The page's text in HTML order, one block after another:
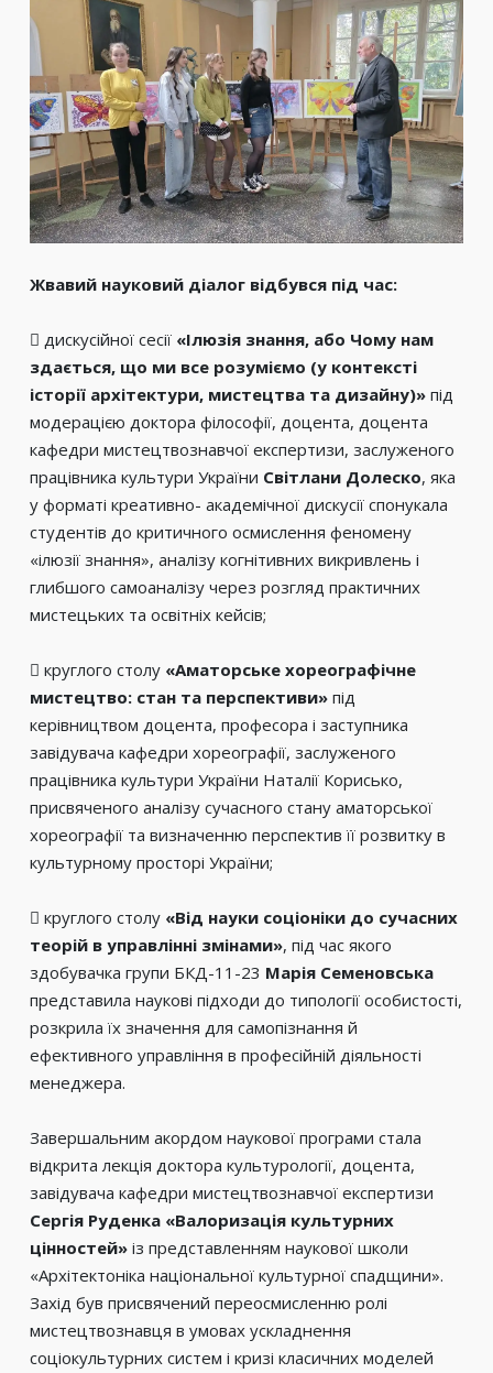
Жвавий науковий діалог відбувся під час:
 дискусійної сесії «Ілюзія знання, або Чому нам
здається, що ми все розуміємо (у контексті
історії архітектури, мистецтва та дизайну)» під
модерацією доктора філософії, доцента, доцента
кафедри мистецтвознавчої експертизи, заслуженого
працівника культури України Світлани Долеско, яка
у форматі креативно- академічної дискусії спонукала
студентів до критичного осмислення феномену
«ілюзії знання», аналізу когнітивних викривлень і
глибшого самоаналізу через розгляд практичних
мистецьких та освітніх кейсів;
 круглого столу «Аматорське хореографічне
мистецтво: стан та перспективи» під
керівництвом доцента, професора і заступника
завідувача кафедри хореографії, заслуженого
працівника культури України Наталії Корисько,
присвяченого аналізу сучасного стану аматорської
хореографії та визначенню перспектив її розвитку в
культурному просторі України;
 круглого столу «Від науки соціоніки до сучасних
теорій в управлінні змінами», під час якого
здобувачка групи БКД-11-23 Марія Семеновська
представила наукові підходи до типології особистості,
розкрила їх значення для самопізнання й
ефективного управління в професійній діяльності
менеджера.
Завершальним акордом наукової програми стала
відкрита лекція доктора культурології, доцента,
завідувача кафедри мистецтвознавчої експертизи
Сергія Руденка «Валоризація культурних
цінностей» із представленням наукової школи
«Архітектоніка національної культурної спадщини».
Захід був присвячений переосмисленню ролі
мистецтвознавця в умовах ускладнення
соціокультурних систем і кризі класичних моделей